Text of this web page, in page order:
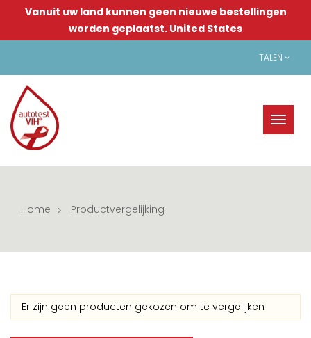
Vanuit uw land kunnen geen nieuwe bestellingen
worden geplaatst. United States
TALEN
Toggle
Home Productvergelijking
Er zijn geen producten gekozen om te vergelijken